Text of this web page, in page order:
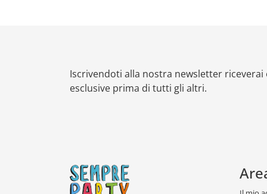
Iscrivendoti alla nostra newsletter
esclusive prima di tutti gli altri.